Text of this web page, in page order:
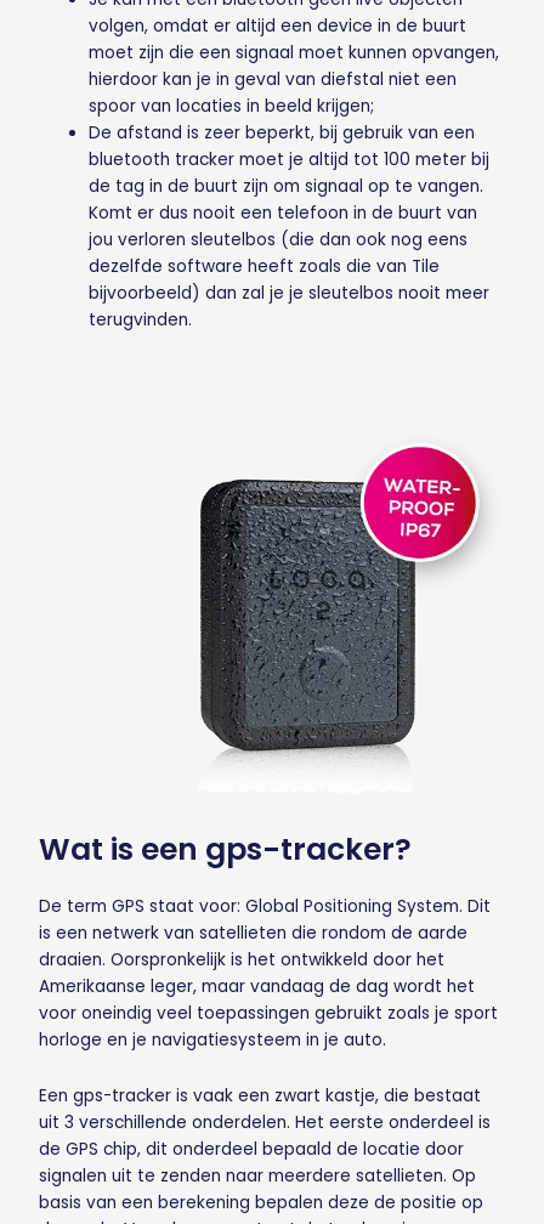
volgen, omdat er altijd een device in de buurt
moet zijn die een signaal moet kunnen opvangen,
hierdoor kan je in geval van diefstal niet een
spoor van locaties in beeld krijgen;
De afstand is zeer beperkt, bij gebruik van een
bluetooth tracker moet je altijd tot 100 meter bij
de tag in de buurt zijn om signaal op te vangen.
Komt er dus nooit een telefoon in de buurt van
jou verloren sleutelbos (die dan ook nog eens
dezelfde software heeft zoals die van Tile
bijvoorbeeld) dan zal je je sleutelbos nooit meer
terugvinden.
Wat is een gps-tracker?
De term GPS staat voor: Global Positioning System. Dit
is een netwerk van satellieten die rondom de aarde
draaien. Oorspronkelijk is het ontwikkeld door het
Amerikaanse leger, maar vandaag de dag wordt het
voor oneindig veel toepassingen gebruikt zoals je sport
horloge en je navigatiesysteem in je auto.
Een gps-tracker is vaak een zwart kastje, die bestaat
uit 3 verschillende onderdelen. Het eerste onderdeel is
de GPS chip, dit onderdeel bepaald de locatie door
signalen uit te zenden naar meerdere satellieten. Op
basis van een berekening bepalen deze de positie op